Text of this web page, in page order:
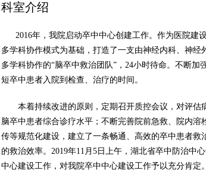
科室介绍
2016年，我院启动卒中中心创建工作。作为医院建
多学科协作模式为基础，打造了一支由神经内科、神经
多学科协作的“脑卒中救治团队”，24小时待命。不断加
短卒中患者入院到检查、治疗的时间。
本着持续改进的原则，定期召开质控会议，对评估
脑卒中患者综合诊疗水平；不断完善院前急救、院内溶
传等规范化建设，建立了一条畅通、高效的卒中患者救
的救治效率。2019年11月5日上午，湖北省卒中防治中
中心建设工作，对我院卒中中心建设工作予以充分肯定